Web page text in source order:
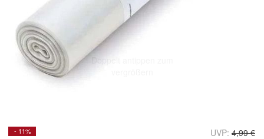
Doppelt antippen zum
- 11% UVP: 4,99 €